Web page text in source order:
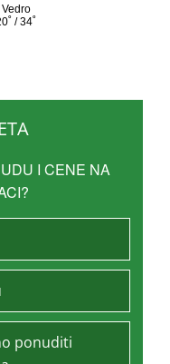
I CENE NA
ponuditi